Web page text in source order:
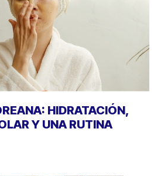
HIDRATACIÓN,
Y UNA RUTINA